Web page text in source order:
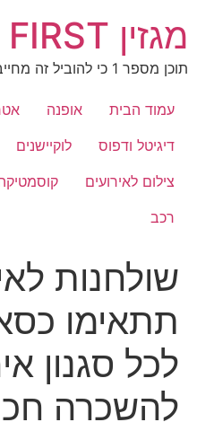
לתוכן
מגזין FIRST
תוכן מספר 1 כי להוביל זה מחייב!
עמוד הבית אופנה
דיגיטל ודפוס
לוקיישנים
צילום לאירועים
קוסמטיקה
רכב
שולחנות
תתאימו
לכל סגנון
להשכרה